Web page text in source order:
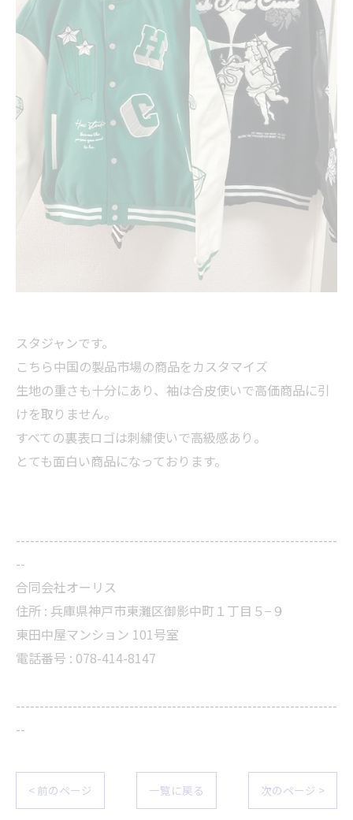
スタジャンです。
こちら中国の製品市場の商品をカスタマイズ
生地の重さも十分にあり、袖は合皮使いで高価商品に引
けを取りません。
すべての裏表ロゴは刺繍使いで高級感あり。
とても面白い商品になっております。
--------------------------------------------------------------------
--
合同会社オーリス
住所 : 兵庫県神戸市東灘区御影中町１丁目５−９
東田中屋マンション 101号室
電話番号 : 078-414-8147
--------------------------------------------------------------------
--
< 前のページ 一覧に戻る 次のページ >